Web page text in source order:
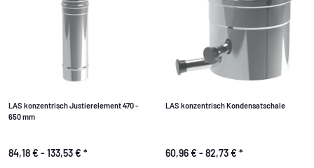
LAS konzentrisch Justierelement 470 -
650 mm
84,18 € -133,53 € *
LAS konzentrisch Kondensatschale
60,96 € -82,73 € *